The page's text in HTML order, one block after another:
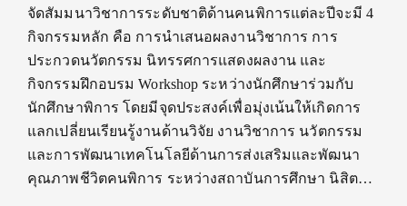
จัดสัมมนาวิชาการระดับชาติด้านคนพิการแต่ละปีจะมี 4
กิจกรรมหลัก คือ การนำเสนอผลงานวิชาการ การ
ประกวดนวัตกรรม นิทรรศการแสดงผลงาน และ
กิจกรรมฝึกอบรม Workshop ระหว่างนักศึกษาร่วมกับ
นักศึกษาพิการ โดยมีจุดประสงค์เพื่อมุ่งเน้นให้เกิดการ
แลกเปลี่ยนเรียนรู้งานด้านวิจัย งานวิชาการ นวัตกรรม
และการพัฒนาเทคโนโลยีด้านการส่งเสริมและพัฒนา
คุณภาพชีวิตคนพิการ ระหว่างสถาบันการศึกษา นิสิต…